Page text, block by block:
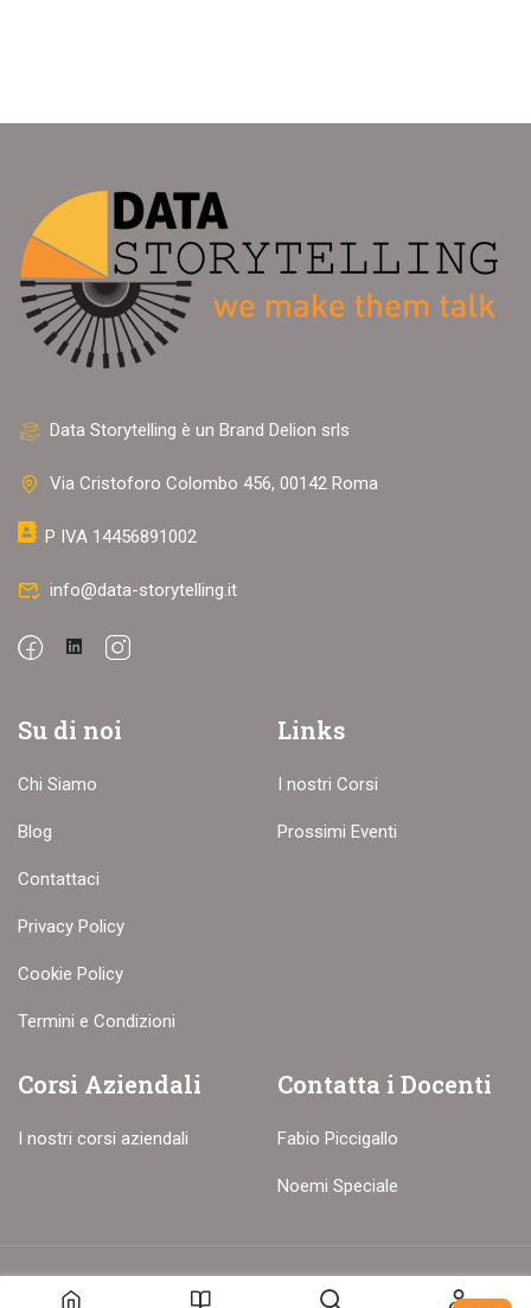
Data Storytelling è un Brand Delion srls
Via Cristoforo Colombo 456, 00142 Roma
P IVA 14456891002
info@data-storytelling.it
Su di noi
Chi Siamo
Blog
Contattaci
Privacy Policy
Cookie Policy
Termini e Condizioni
Links
I nostri Corsi
Prossimi Eventi
Corsi Aziendali
I nostri corsi aziendali
Contatta i Docenti
Fabio Piccigallo
Noemi Speciale
© Copyright – 2017-26 Delion srls – Tutti i diritti riservati